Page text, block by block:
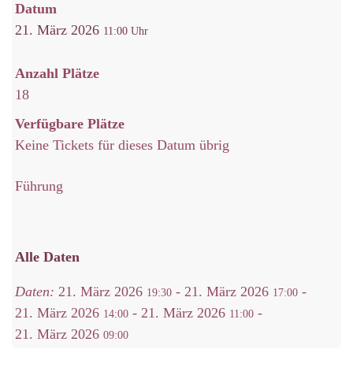
Datum
21. März 2026 11:00
Anzahl Plätze
18
Verfügbare Plätze
Keine Tickets für dieses Datum übrig
Führung
Alle Daten
Daten:21. März 2026 19:30 -21. März 2026 17:00 -
21. März 2026 14:00 -21. März 2026 11:00 -
21. März 202609:00